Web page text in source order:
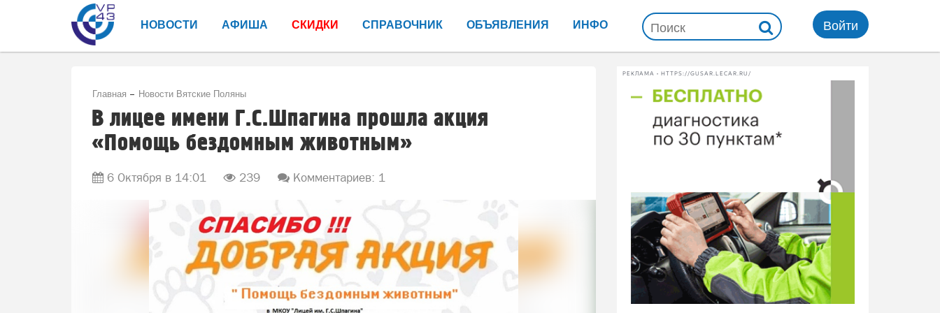
НОВОСТИ АФИША СКИДКИ СПРАВОЧНИК ОБЪЯВЛЕНИЯ ИНФО Войти
Главная Новости Вятские Поляны
В лицее имени Г.С.Шпагина прошла акция
«Помощь бездомным животным»
6 Октября в 14:01 239 Комментариев: 1
РЕКЛАМА • HTTPS://GUSAR.LECAR.RU/